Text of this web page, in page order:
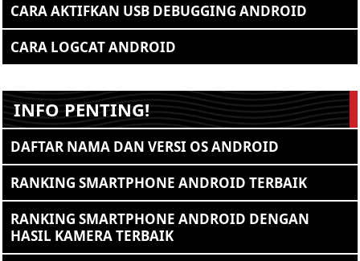
CARA AKTIFKAN USB DEBUGGING ANDROID
CARA LOGCAT ANDROID
INFO PENTING!
DAFTAR NAMA DAN VERSI OS ANDROID
RANKING SMARTPHONE ANDROID TERBAIK
RANKING SMARTPHONE ANDROID DENGAN
HASIL KAMERA TERBAIK